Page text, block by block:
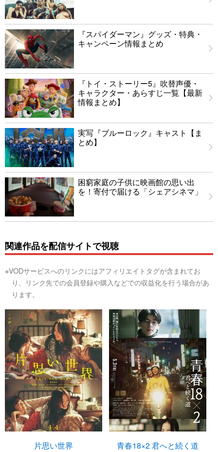
『スパイダーマン』グッズ・特典・
キャンペーン情報まとめ
『トイ・ストーリー5』吹替声優・
キャラクター・あらすじ一覧【最新
情報まとめ】
実写『ブルーロック』キャスト【ま
とめ】
困窮家庭の子供に映画館の思い出
を！寄付で届ける「シェアシネマ」
関連作品を配信サイトで視聴
※VODサービスへのリンクにはアフィリエイトタグが含まれてお
り、リンク先での会員登録や購入などでの収益化を行う場合があ
ります。
片思い世界 青春18×2 君へと続く道